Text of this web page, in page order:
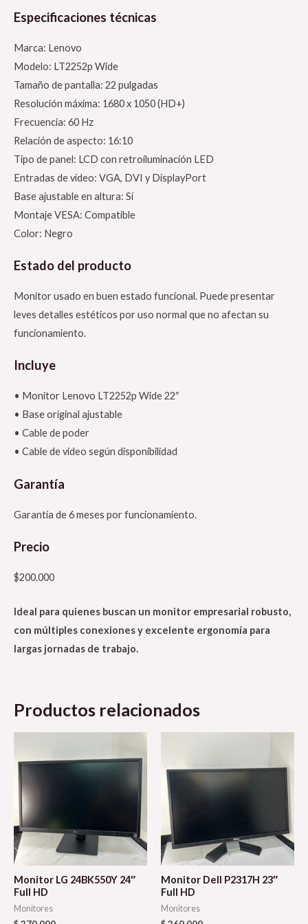
Especificaciones técnicas
Marca: Lenovo
Modelo: LT2252p Wide
Tamaño de pantalla: 22 pulgadas
Resolución máxima: 1680 x 1050 (HD+)
Frecuencia: 60 Hz
Relación de aspecto: 16:10
Tipo de panel: LCD con retroiluminación LED
Entradas de video: VGA, DVI y DisplayPort
Base ajustable en altura: Sí
Montaje VESA: Compatible
Color: Negro
Estado del producto
Monitor usado en buen estado funcional. Puede presentar
leves detalles estéticos por uso normal que no afectan su
funcionamiento.
Incluye
• Monitor Lenovo LT2252p Wide 22″
• Base original ajustable
• Cable de poder
• Cable de video según disponibilidad
Garantía
Garantía de 6 meses por funcionamiento.
Precio
$200.000
Ideal para quienes buscan un monitor empresarial robusto,
con múltiples conexiones y excelente ergonomía para
largas jornadas de trabajo.
Productos relacionados
Monitor LG 24BK550Y 24″
Full HD
Monitores
Monitor Dell P2317H 23″
Full HD
Monitores